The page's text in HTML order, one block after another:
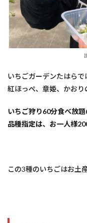
いちごガーデンたはらで
紅ほっぺ、章姫、かおり
いちご狩り60分食べ放
品種指定は、お一人様
この3種のいちごはお土